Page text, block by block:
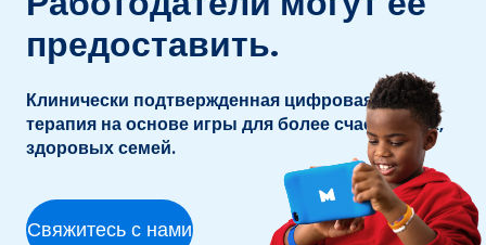
предоставить.
Клинически подтвержденная цифровая
терапия на основе игры для более счастливых,
здоровых семей.
Свяжитесь с нами